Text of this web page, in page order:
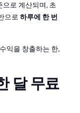
로 계산되며, 초
으로 하루에 한 번
익을 창출하는 한,
달 무료